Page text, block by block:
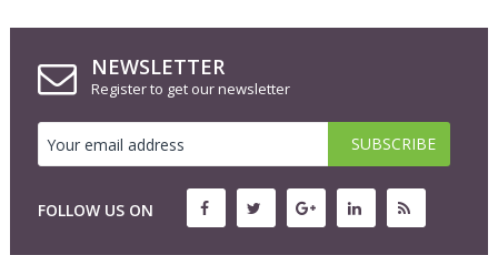
NEWSLETTER
Register to get our newsletter
FOLLOW US ON